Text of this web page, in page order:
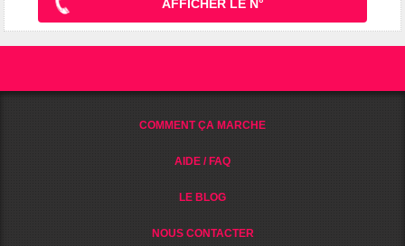
AFFICHER LE N°
COMMENT ÇA MARCHE
AIDE / FAQ
LE BLOG
NOUS CONTACTER